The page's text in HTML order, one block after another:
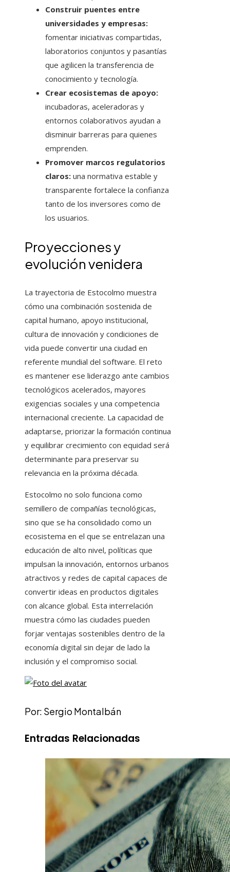
Construir puentes entre
universidades y empresas:
fomentar iniciativas compartidas,
laboratorios conjuntos y pasantías
que agilicen la transferencia de
conocimiento y tecnología.
Crear ecosistemas de apoyo:
incubadoras, aceleradoras y
entornos colaborativos ayudan a
disminuir barreras para quienes
emprenden.
Promover marcos regulatorios
claros: una normativa estable y
transparente fortalece la confianza
tanto de los inversores como de
los usuarios.
Proyecciones y
evolución venidera
La trayectoria de Estocolmo muestra
cómo una combinación sostenida de
capital humano, apoyo institucional,
cultura de innovación y condiciones de
vida puede convertir una ciudad en
referente mundial del software. El reto
es mantener ese liderazgo ante cambios
tecnológicos acelerados, mayores
exigencias sociales y una competencia
internacional creciente. La capacidad de
adaptarse, priorizar la formación continua
y equilibrar crecimiento con equidad será
determinante para preservar su
relevancia en la próxima década.
Estocolmo no solo funciona como
semillero de compañías tecnológicas,
sino que se ha consolidado como un
ecosistema en el que se entrelazan una
educación de alto nivel, políticas que
impulsan la innovación, entornos urbanos
atractivos y redes de capital capaces de
convertir ideas en productos digitales
con alcance global. Esta interrelación
muestra cómo las ciudades pueden
forjar ventajas sostenibles dentro de la
economía digital sin dejar de lado la
inclusión y el compromiso social.
Por: Sergio Montalbán
Entradas Relacionadas